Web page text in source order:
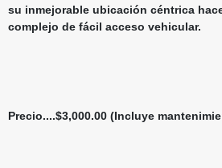
su inmejorable ubicación céntrica
complejo de fácil acceso vehicular.
Precio....$3,000.00 (Incluye